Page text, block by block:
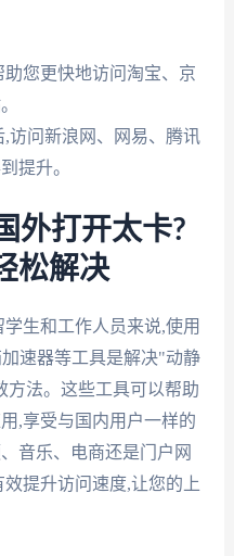
您更快地访问淘宝、京
访问新浪网、网易、腾讯
提升。
外打开太卡?
松解决
生和工作人员来说,使用
速器等工具是解决"动静
方法。这些工具可以帮助
,享受与国内用户一样的
音乐、电商还是门户网
提升访问速度,让您的上